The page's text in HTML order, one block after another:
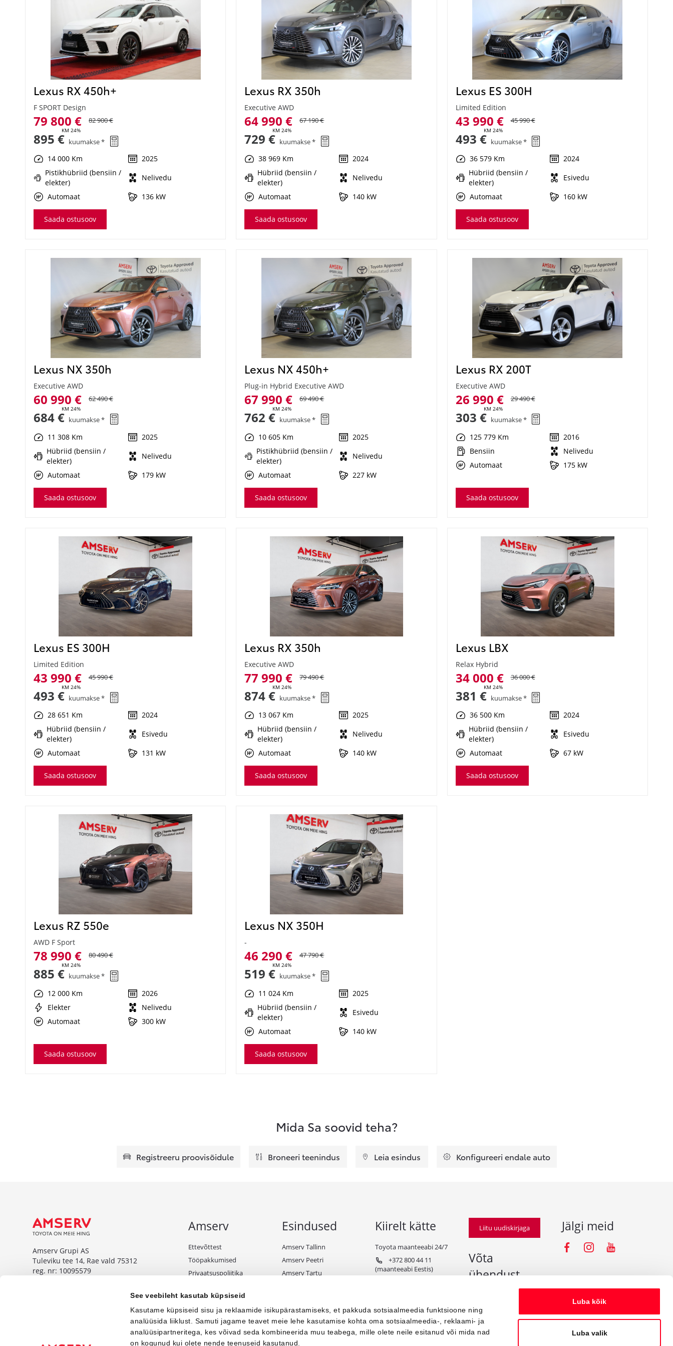
See veebileht kasutab küpsiseid
Kasutame küpsiseid sisu ja reklaamide isikupärastamiseks, et pakkuda sotsiaalmeedia funktsioone ning
analüüsida liiklust. Samuti jagame teavet meie lehe kasutamise kohta oma sotsiaalmeedia-, reklaami- ja
analüüsipartneritega, kes võivad seda kombineerida muu teabega, mille olete neile esitanud või mida nad
on kogunud kui olete nende teenuseid kasutanud.
Luba kõik
Luba valik
Lexus RX 450h+
F SPORT Design
79 800 €
KM 24%
82 900 €
895 € kuumakse *
14 000 Km
2025
Pistikhübriid (bensiin /
elekter)
Nelivedu
Automaat
136 kW
Saada ostusoov
Lexus RX 350h
Executive AWD
64 990 €
KM 24%
67 190 €
729 € kuumakse *
38 969 Km
2024
Hübriid (bensiin /
elekter)
Nelivedu
Automaat
140 kW
Saada ostusoov
Lexus ES 300H
Limited Edition
43 990 €
KM 24%
45 990 €
493 € kuumakse *
36 579 Km
2024
Hübriid (bensiin /
elekter)
Esivedu
Automaat
160 kW
Saada ostusoov
Lexus NX 350h
Executive AWD
60 990 €
KM 24%
62 490 €
684 € kuumakse *
11 308 Km
2025
Hübriid (bensiin /
elekter)
Nelivedu
Automaat
179 kW
Saada ostusoov
Lexus NX 450h+
Plug-in Hybrid Executive AWD
67 990 €
KM 24%
69 490 €
762 € kuumakse *
10 605 Km
2025
Pistikhübriid (bensiin /
elekter)
Nelivedu
Automaat
227 kW
Saada ostusoov
Lexus RX 200T
Executive AWD
26 990 €
KM 24%
29 490 €
303 € kuumakse *
125 779 Km
2016
Bensiin
Nelivedu
Automaat
175 kW
Saada ostusoov
Lexus ES 300H
Limited Edition
43 990 €
KM 24%
45 990 €
493 € kuumakse *
28 651 Km
2024
Hübriid (bensiin /
elekter)
Esivedu
Automaat
131 kW
Saada ostusoov
Lexus RX 350h
Executive AWD
77 990 €
KM 24%
79 490 €
874 € kuumakse *
13 067 Km
2025
Hübriid (bensiin /
elekter)
Nelivedu
Automaat
140 kW
Saada ostusoov
Lexus LBX
Relax Hybrid
34 000 €
KM 24%
36 000 €
381 € kuumakse *
36 500 Km
2024
Hübriid (bensiin /
elekter)
Esivedu
Automaat
67 kW
Saada ostusoov
Lexus RZ 550e
AWD F Sport
78 990 €
KM 24%
80 490 €
885 € kuumakse *
12 000 Km
2026
Elekter
Nelivedu
Automaat
300 kW
Saada ostusoov
Lexus NX 350H
-
46 290 €
KM 24%
47 790 €
519 € kuumakse *
11 024 Km
2025
Hübriid (bensiin /
elekter)
Esivedu
Automaat
140 kW
Saada ostusoov
Mida Sa soovid teha?
Registreeru proovisõidule Broneeri teenindus Leia esindus Konfigureeri endale auto
Amserv Grupi AS
Tuleviku tee 14, Rae vald 75312
reg. nr: 10095579
Tuleviku tee 14, Rae vald 75312
Amserv
Ettevõttest
Tööpakkumised
Privaatsuspoliitika
Kampaaniate tingimused
Esindused
Amserv Tallinn
Amserv Peetri
Amserv Tartu
Amserv Paide
Amserv Toyota Business
Kiirelt kätte
Toyota maanteeabi 24/7
+372 800 44 11
(maanteeabi Eestis)
Liitu uudiskirjaga
Võta
ühendust
press@amserv.ee
Teavita rikkumisest
Jälgi meid
Facebooki